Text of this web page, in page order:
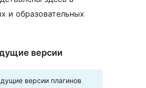
и образовательных
версии
версии плагинов